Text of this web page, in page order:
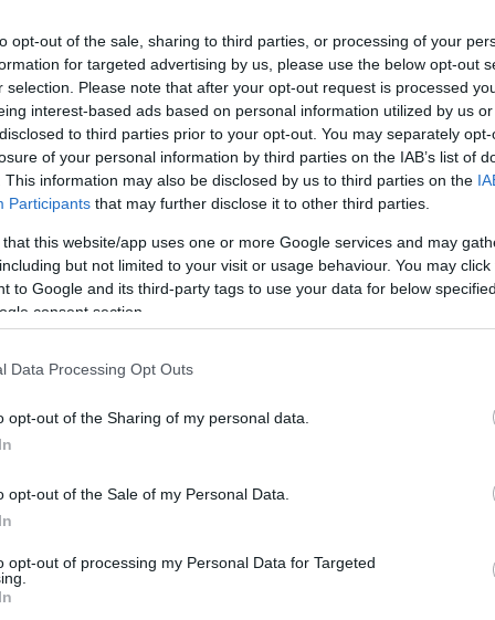
opt-out of the sale, sharing to third parties, or processing of your
for targeted advertising by us, please use the below opt-out
selection. Please note that after your opt-out request is processed
interest-based ads based on personal information utilized by us
to third parties prior to your opt-out. You may separately
of your personal information by third parties on the IAB’s list of
This information may also be disclosed by us to third parties on the
Participants that may further disclose it to other third parties.
that this website/app uses one or more Google services and may
but not limited to your visit or usage behaviour. You may
to Google and its third-party tags to use your data for below
consent section.
Data Processing Opt Outs
opt-out of the Sharing of my personal data.
opt-out of the Sale of my Personal Data.
opt-out of processing my Personal Data for Targeted
νεότερη έκδοση του iPhone, του μακράν του
όπως είναι λογικό φέρνει στα ταμεία της τα
γίνει το Σεπτέμβριο και πιθανότατα με την
δηλαδή η προσπάθεια της εταιρείας να
θα αποτελέσει μία από τις κυριότερες
άλλες αναβαθμίσεις που αναμένονται
παρέχεται εξαρχής δωρεάν στους χρήστες,
του A.I να παρέχονται.
θα φέρει το Apple Intelligence θα είναι στη
σύστημα iOS, θα γίνει πολύ
τον Ιούνιο στο συνέδριο